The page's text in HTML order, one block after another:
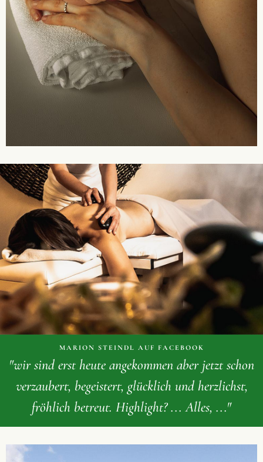
MARION STEINDL AUF FACEBOOK
"wir sind erst heute angekommen aber jetzt schon
verzaubert, begeistert, glücklich und herzlichst,
fröhlich betreut. Highlight? ... Alles, ..."